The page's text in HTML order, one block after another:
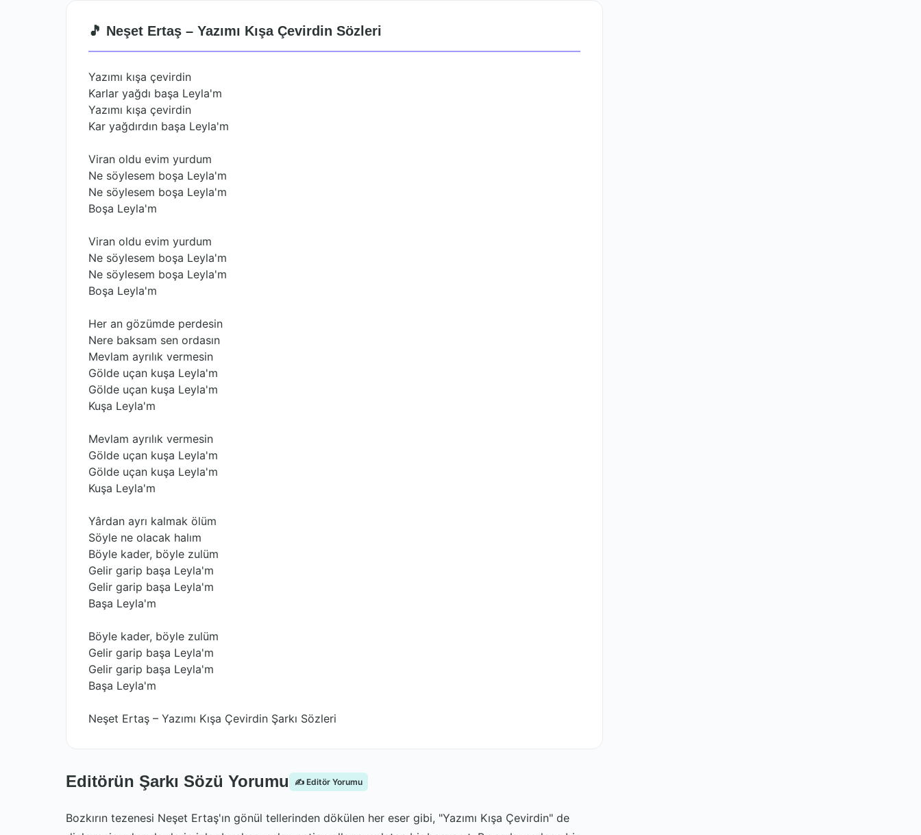
🎵 Neşet Ertaş – Yazımı Kışa Çevirdin Sözleri
Yazımı kışa çevirdin
Karlar yağdı başa Leyla'm
Yazımı kışa çevirdin
Kar yağdırdın başa Leyla'm
Viran oldu evim yurdum
Ne söylesem boşa Leyla'm
Ne söylesem boşa Leyla'm
Boşa Leyla'm
Viran oldu evim yurdum
Ne söylesem boşa Leyla'm
Ne söylesem boşa Leyla'm
Boşa Leyla'm
Her an gözümde perdesin
Nere baksam sen ordasın
Mevlam ayrılık vermesin
Gölde uçan kuşa Leyla'm
Gölde uçan kuşa Leyla'm
Kuşa Leyla'm
Mevlam ayrılık vermesin
Gölde uçan kuşa Leyla'm
Gölde uçan kuşa Leyla'm
Kuşa Leyla'm
Yârdan ayrı kalmak ölüm
Söyle ne olacak halım
Böyle kader, böyle zulüm
Gelir garip başa Leyla'm
Gelir garip başa Leyla'm
Başa Leyla'm
Böyle kader, böyle zulüm
Gelir garip başa Leyla'm
Gelir garip başa Leyla'm
Başa Leyla'm
Neşet Ertaş – Yazımı Kışa Çevirdin Şarkı Sözleri
Editörün Şarkı Sözü Yorumu ✍️ Editör Yorumu
Bozkırın tezenesi Neşet Ertaş'ın gönül tellerinden dökülen her eser gibi, "Yazımı Kışa Çevirdin" de